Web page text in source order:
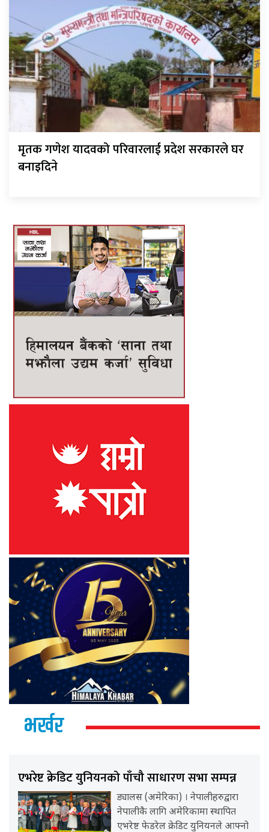
मृतक गणेश यादवको परिवारलाई प्रदेश सरकारले घर
बनाइदिने
भर्खर
एभरेष्ट क्रेडिट युनियनको पाँचौ साधारण सभा सम्पन्न
ड्यालस (अमेरिका) । नेपालीहरुद्वारा
नेपालीकै लागि अमेरिकामा स्थापित
एभरेष्ट फेडरेल क्रेडिट युनियनले आफ्नो